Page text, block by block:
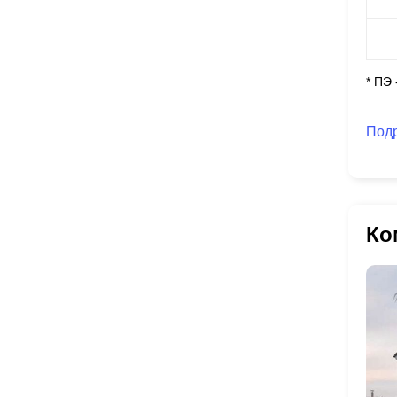
* ПЭ